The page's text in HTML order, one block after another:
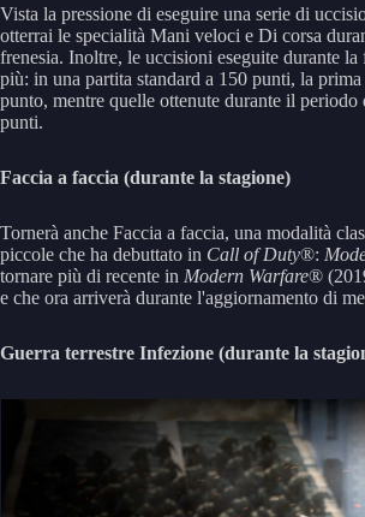
Vista la pressione di eseguire una serie di
otterrai le specialità Mani veloci e Di corsa
frenesia. Inoltre, le uccisioni eseguite durante la
più: in una partita standard a 150 punti, la
punto, mentre quelle ottenute durante il periodo
punti.
Faccia a faccia (durante la stagione)
Tornerà anche Faccia a faccia, una modalità
piccole che ha debuttato in Call of Duty®:
tornare più di recente in Modern Warfare®
e che ora arriverà durante l'aggiornamento di
Guerra terrestre Infezione (durante la